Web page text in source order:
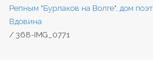
Репным "Бурлаков на Волге", дом
Вдовина
/ 368-IMG_0771